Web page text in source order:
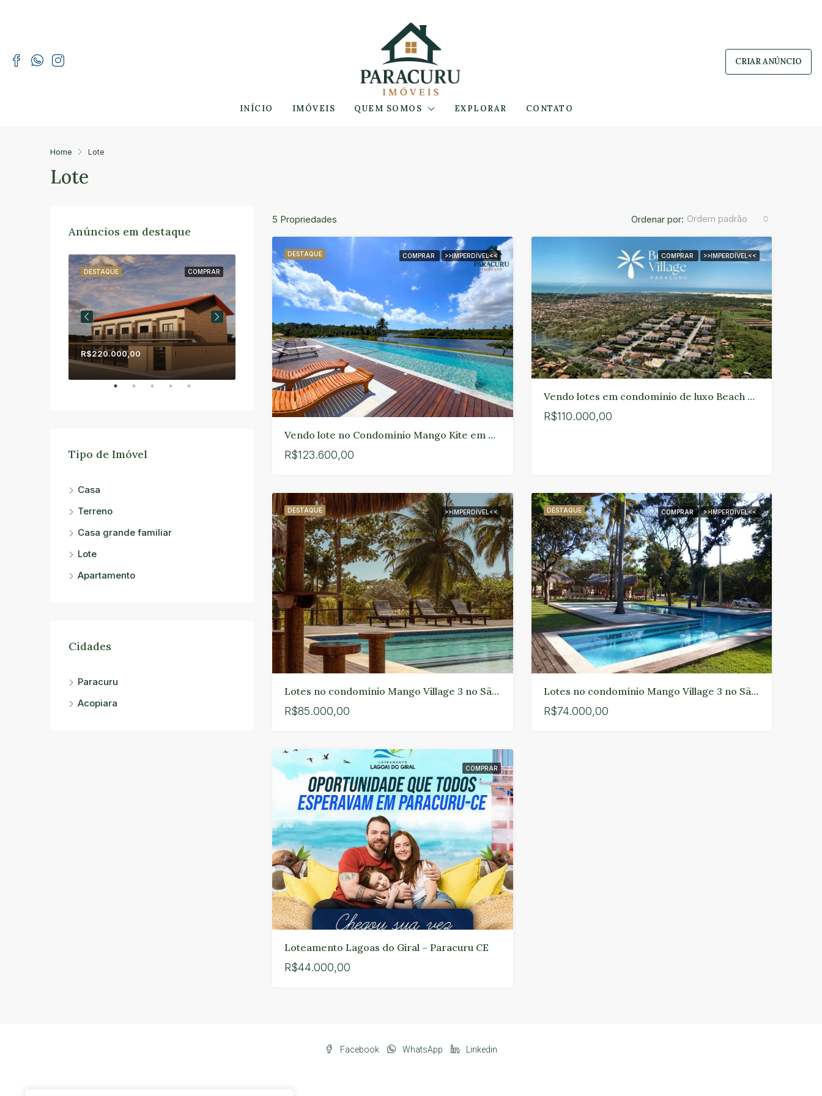
CRIAR ANÚNCIO
INÍCIO IMÓVEIS QUEM SOMOS EXPLORAR CONTATO
Home Lote
Lote
5 Propriedades Ordenar por: Ordem padrão
DESTAQUE COMPRAR >>IMPERDÍVEL<<
Vendo lote no Condomínio Mango Kite em Paracuru
R$123.600,00
COMPRAR >>IMPERDÍVEL<<
Vendo lotes em condomínio de luxo Beach Village Paracuru.
R$110.000,00
DESTAQUE >>IMPERDÍVEL<<
Lotes no condomínio Mango Village 3 no São Pedro em Paracuru.
R$85.000,00
DESTAQUE COMPRAR >>IMPERDÍVEL<<
Lotes no condomínio Mango Village 3 no São Pedro em Paracuru.
R$74.000,00
COMPRAR
Loteamento Lagoas do Giral – Paracuru CE
R$44.000,00
Anúncios em destaque
COMPRAR
DESTAQUE
R$220.000,00
ALUGAR ALUGUEL POR TEMPORADA
DESTAQUE
R$1.500,00
DESTAQUE
R$1.500,00
DESTAQUE
R$170.000,00 R$700.000,00
Tipo de Imóvel
Casa
Terreno
Casa grande familiar
Lote
Apartamento
Cidades
Paracuru
Acopiara
Facebook WhatsApp Linkedin